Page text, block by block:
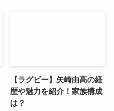
【ラグビー】矢崎由高の経
歴や魅力を紹介！家族構成
は？